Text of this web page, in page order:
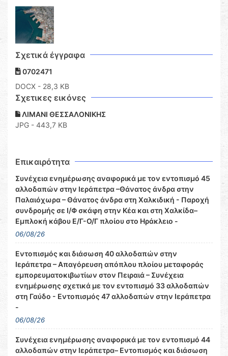
Σχετικά έγγραφα
0702471
DOCX - 28,3 KB
Σχετικες εικόνες
ΛΙΜΑΝΙ ΘΕΣΣΑΛΟΝΙΚΗΣ
JPG - 443,7 KB
Επικαιρότητα
Συνέχεια ενημέρωσης αναφορικά με τον εντοπισμό 45
αλλοδαπών στην Ιεράπετρα –Θάνατος άνδρα στην
Παλαιόχωρα – Θάνατος άνδρα στη Χαλκιδική - Παροχή
συνδρομής σε Ι/Φ σκάφη στην Κέα και στη Χαλκίδα–
Εμπλοκή κάβου Ε/Γ-Ο/Γ πλοίου στο Ηράκλειο -
06/08/26
Εντοπισμός και διάσωση 40 αλλοδαπών στην
Ιεράπετρα – Απαγόρευση απόπλου πλοίου μεταφοράς
εμπορευματοκιβωτίων στον Πειραιά – Συνέχεια
ενημέρωσης σχετικά με τον εντοπισμό 33 αλλοδαπών
στη Γαύδο - Εντοπισμός 47 αλλοδαπών στην Ιεράπετρα
-
06/08/26
Συνέχεια ενημέρωσης αναφορικά με τον εντοπισμό 44
αλλοδαπών στην Ιεράπετρα– Εντοπισμός και διάσωση